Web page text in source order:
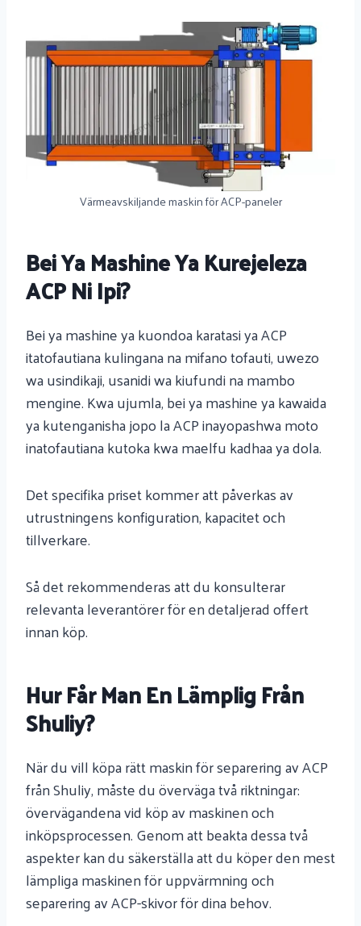
Värmeavskiljande maskin för ACP-paneler
Bei Ya Mashine Ya Kurejeleza
ACP Ni Ipi?
Bei ya mashine ya kuondoa karatasi ya ACP
itatofautiana kulingana na mifano tofauti, uwezo
wa usindikaji, usanidi wa kiufundi na mambo
mengine. Kwa ujumla, bei ya mashine ya kawaida
ya kutenganisha jopo la ACP inayopashwa moto
inatofautiana kutoka kwa maelfu kadhaa ya dola.
Det specifika priset kommer att påverkas av
utrustningens konfiguration, kapacitet och
tillverkare.
Så det rekommenderas att du konsulterar
relevanta leverantörer för en detaljerad offert
innan köp.
Hur Får Man En Lämplig Från
Shuliy?
När du vill köpa rätt maskin för separering av ACP
från Shuliy, måste du överväga två riktningar:
övervägandena vid köp av maskinen och
inköpsprocessen. Genom att beakta dessa två
aspekter kan du säkerställa att du köper den mest
lämpliga maskinen för uppvärmning och
separering av ACP-skivor för dina behov.